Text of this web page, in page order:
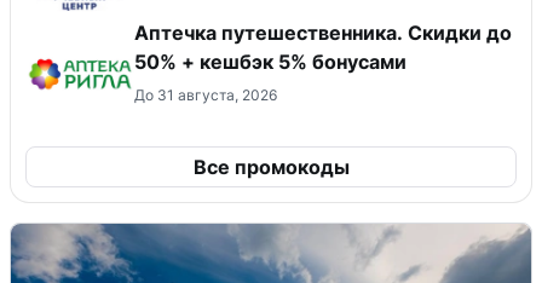
Аптечка путешественника. Скидки до
50% + кешбэк 5% бонусами
До 31 августа, 2026
Все промокоды